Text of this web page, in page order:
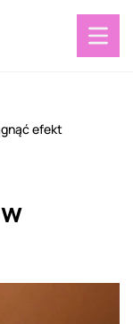
efekt